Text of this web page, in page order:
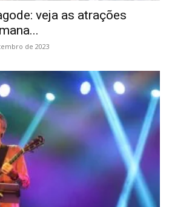
veja as atrações
de 2023